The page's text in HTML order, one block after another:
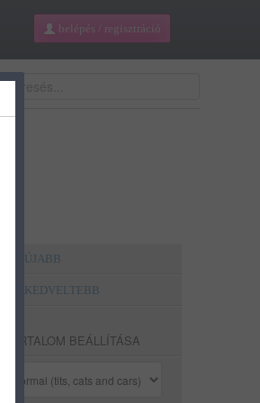
belépés / regisztráció
LEGÚJABB
LEGKEDVELTEBB
TARTALOM BEÁLLÍTÁSA